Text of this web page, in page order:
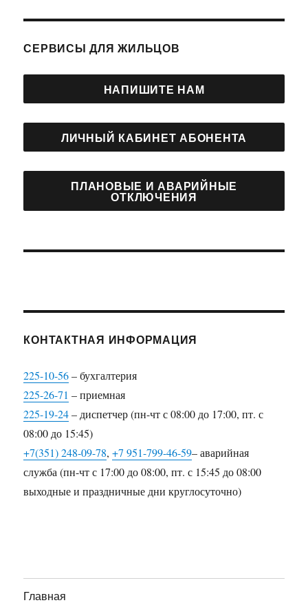
СЕРВИСЫ ДЛЯ ЖИЛЬЦОВ
НАПИШИТЕ НАМ
ЛИЧНЫЙ КАБИНЕТ АБОНЕНТА
ПЛАНОВЫЕ И АВАРИЙНЫЕ
ОТКЛЮЧЕНИЯ
КОНТАКТНАЯ ИНФОРМАЦИЯ
225-10-56– бухгалтерия
225-26-71 – приемная
225-19-24– диспетчер (пн-чт с 08:00 до 17:00, пт. с
08:00 до 15:45)
+7(351) 248-09-78,+7 951-799-46-59– аварийная
служба (пн-чт с 17:00 до 08:00, пт. с 15:45 до 08:00
выходные и праздничные дни круглосуточно)
Главная